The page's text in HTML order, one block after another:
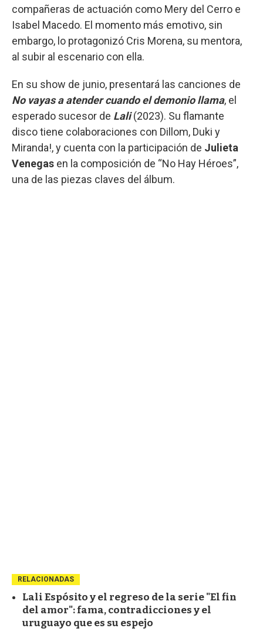
compañeras de actuación como Mery del Cerro e
Isabel Macedo. El momento más emotivo, sin
embargo, lo protagonizó Cris Morena, su mentora,
al subir al escenario con ella.
En su show de junio, presentará las canciones de
No vayas a atender cuando el demonio llama, el
esperado sucesor de Lali (2023). Su flamante
disco tiene colaboraciones con Dillom, Duki y
Miranda!, y cuenta con la participación de Julieta
Venegas en la composición de “No Hay Héroes”,
una de las piezas claves del álbum.
RELACIONADAS
Lali Espósito y el regreso de la serie "El fin
del amor": fama, contradicciones y el
uruguayo que es su espejo